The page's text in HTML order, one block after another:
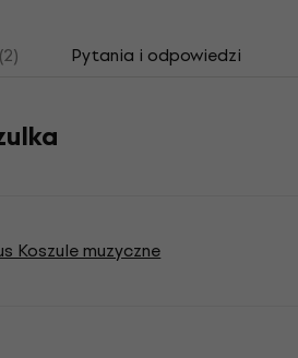
(2) Pytania i odpowiedzi
Koszule muzyczne